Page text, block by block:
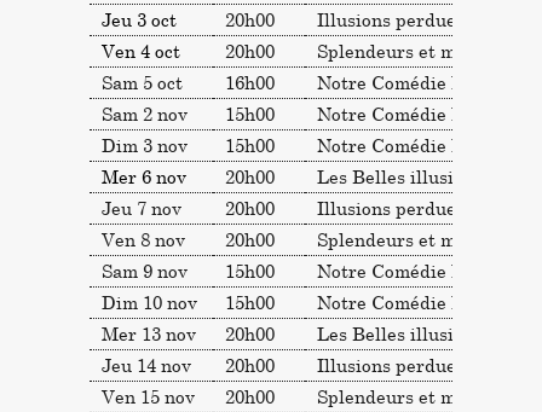
Jeu 3 oct
20h00
Illusions perdues
Ven 4 oct
20h00
Splendeurs et misères
Sam 5 oct
16h00
Notre Comédie humaine
Sam 2 nov
15h00
Notre Comédie humaine
Dim 3 nov
15h00
Notre Comédie humaine
Mer 6 nov
20h00
Les Belles illusions de la
Jeu 7 nov
20h00
Illusions perdues
Ven 8 nov
20h00
Splendeurs et misères
Sam 9 nov
15h00
Notre Comédie humaine
Dim 10 nov
15h00
Notre Comédie humaine
Mer 13 nov
20h00
Les Belles illusions de la
Jeu 14 nov
20h00
Illusions perdues
Ven 15 nov
20h00
Splendeurs et misères